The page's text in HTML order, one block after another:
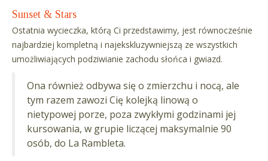
Sunset & Stars
Ostatnia wycieczka, którą Ci przedstawimy, jest równocześnie
najbardziej kompletną i najekskluzywniejszą ze wszystkich
umożliwiających podziwianie zachodu słońca i gwiazd.
Ona również odbywa się o zmierzchu i nocą, ale
tym razem zawozi Cię kolejką linową o
nietypowej porze, poza zwykłymi godzinami jej
kursowania, w grupie liczącej maksymalnie 90
osób, do La Rambleta.